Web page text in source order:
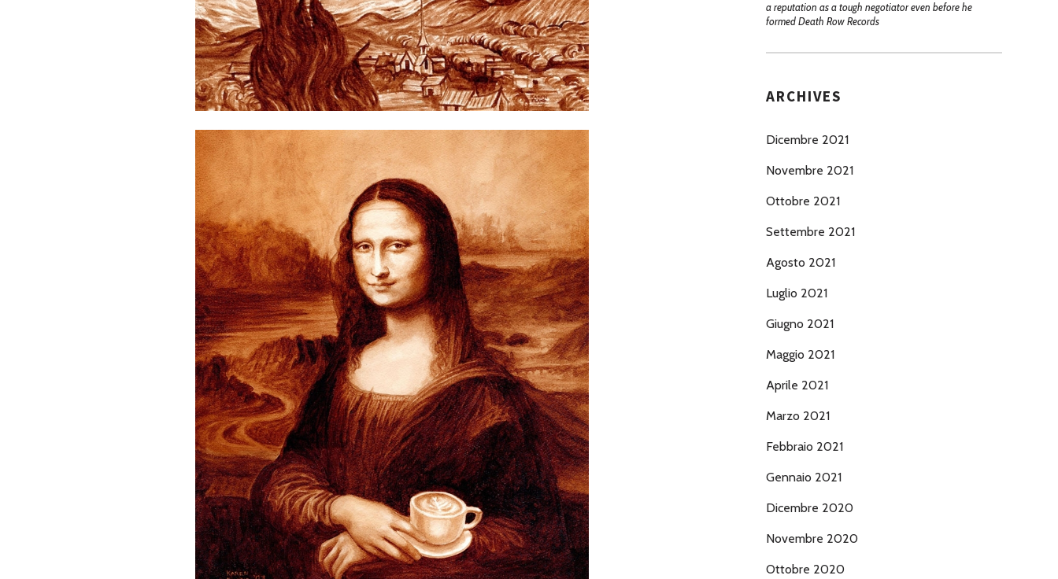
a reputation as a tough negotiator even before he
formed Death Row Records
ARCHIVES
Dicembre 2021
Novembre 2021
Ottobre 2021
Settembre 2021
Agosto 2021
Luglio 2021
Giugno 2021
Maggio 2021
Aprile 2021
Marzo 2021
Febbraio 2021
Gennaio 2021
Dicembre 2020
Novembre 2020
Ottobre 2020